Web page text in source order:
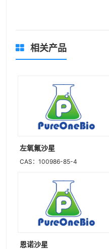
相关产品
左氧氟沙星
CAS：100986-85-4
恩诺沙星